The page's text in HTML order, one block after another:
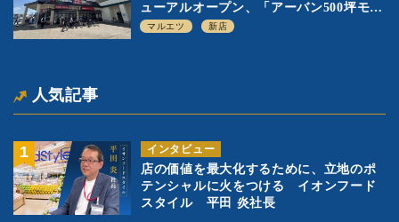
ューアルオープン、「アーバン500坪モデ
ル」の実験を集大成、駅前立地受け、寿
マルエツ 新店
人気記事
インタビュー
店の価値を最大化するために、立地のポ
テンシャルに火をつける イオンフード
スタイル 平田 炎社長